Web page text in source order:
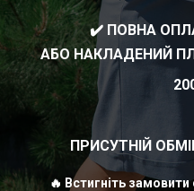
✔️ ПОВНА
АБО НАКЛАДЕНИЙ
ПРИСУТНІЙ
🔥 Встигніть